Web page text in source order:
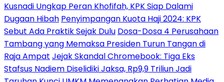
Kusnadi Ungkap Peran Khofifah, KPK Siap Dalami
Dugaan Hibah Penyimpangan Kuota Haji 2024: KPK
Sebut Ada Praktik Sejak Dulu Dosa-Dosa 4 Perusahaan
Tambang yang Memaksa Presiden Turun Tangan di
Raja Ampat Jejak Skandal Chromebook: Tiga Eks
Stafsus Nadiem Diselidiki Jaksa, Rp9,9 Triliun Jadi